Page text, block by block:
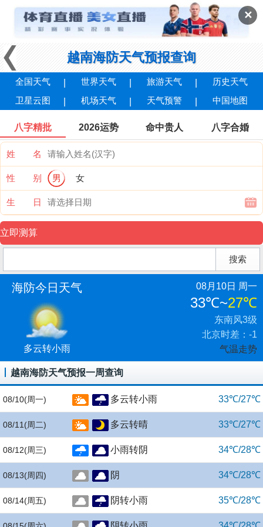
✕
越南海防天气预报查询
全国天气 世界天气 旅游天气
历史天气
卫星云图
机场天气 天气预警 中国地图
八字精批 2026运势 命中贵人 八字合婚
姓 名
性 别 男 女
生 日
海防今日天气
多云转小雨
08月10日 周一
33℃~27℃
东南风3级
北京时差：-1
气温走势
越南海防天气预报一周查询
08/10(周一) 多云转小雨 33℃/27℃
08/11 (周二) 多云转晴 33℃/27℃
08/12(周三) 小雨转阴 34℃/28℃
08/13(周四) 阴 34℃/28℃
08/14(周五) 阴转小雨 35℃/28℃